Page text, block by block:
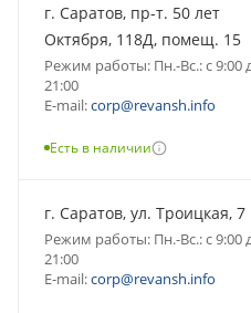
г. Саратов, пр-т. 50 лет
Октября, 118Д, помещ. 15
Режим работы: Пн.-Вс.: с 9:00
21:00
E-mail:corp@revansh.info
Есть в наличии
г. Саратов, ул. Троицкая, 7
Режим работы: Пн.-Вс.: с 9:00
21:00
E-mail:corp@revansh.info